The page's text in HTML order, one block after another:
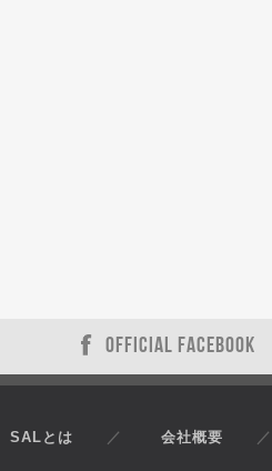
OFFICIAL FACEBOOK
SALとは 会社概要